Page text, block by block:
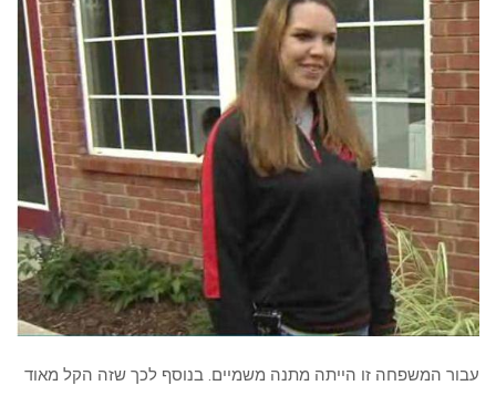
עבור המשפחה זו הייתה מתנה משמיים. בנוסף לכך שזה הקל מאוד